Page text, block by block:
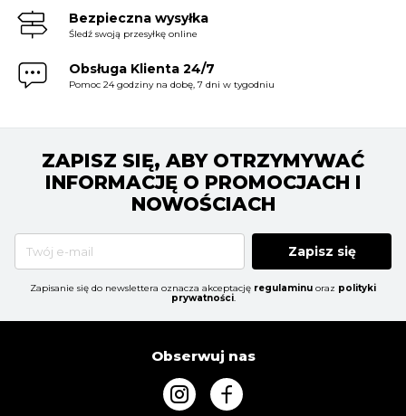
Bezpieczna wysyłka
Śledź swoją przesyłkę online
Obsługa Klienta 24/7
Pomoc 24 godziny na dobę, 7 dni w tygodniu
ZAPISZ SIĘ, ABY OTRZYMYWAĆ
INFORMACJĘ O PROMOCJACH I
NOWOŚCIACH
Zapisz się
Zapisanie się do newslettera oznacza akceptację regulaminu oraz polityki
prywatności.
Obserwuj nas